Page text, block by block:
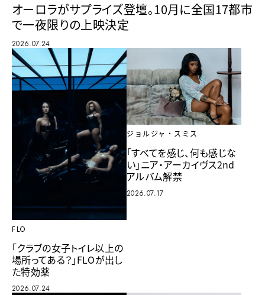
オーロラがサプライズ登壇。10月に全国17都市
で一夜限りの上映決定
2026.07.24
FLO
「クラブの女子トイレ以上の
場所ってある？」FLOが出し
た特効薬
2026.07.24
ジョルジャ・スミス
「すべてを感じ、何も感じな
い」ニア・アーカイヴス2nd
アルバム解禁
2026.07.17